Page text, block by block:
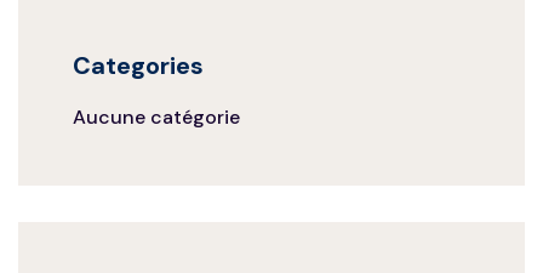
Categories
Aucune catégorie